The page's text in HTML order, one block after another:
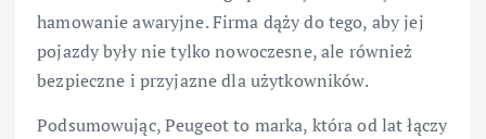
hamowanie awaryjne. Firma dąży do tego, aby jej
pojazdy były nie tylko nowoczesne, ale również
bezpieczne i przyjazne dla użytkowników.
Podsumowując, Peugeot to marka, która od lat łączy